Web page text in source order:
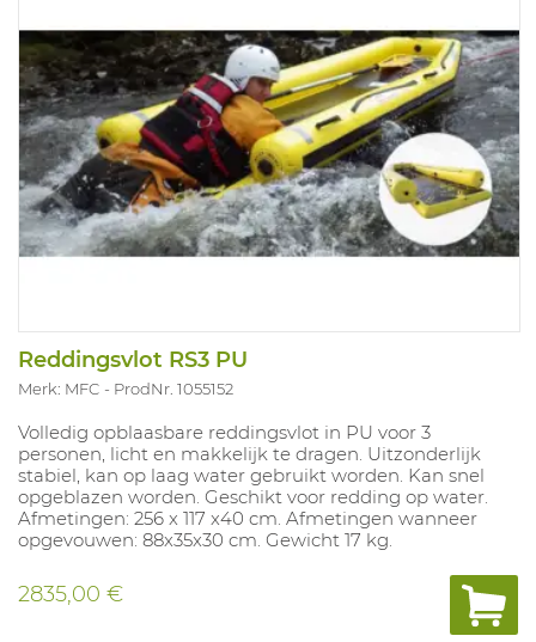
Reddingsvlot RS3 PU
Merk: MFC ProdNr. 1055152
Volledig opblaasbare reddingsvlot in PU voor 3
personen, licht en makkelijk te dragen. Uitzonderlijk
stabiel, kan op laag water gebruikt worden. Kan snel
opgeblazen worden. Geschikt voor redding op water.
Afmetingen: 256 x 117 x40 cm. Afmetingen wanneer
opgevouwen: 88x35x30 cm. Gewicht 17 kg.
2835,00 €